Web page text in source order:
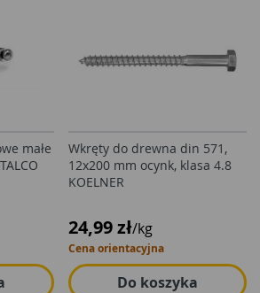
małe
Wkręty do drewna din 571,
12x200 mm ocynk, klasa 4.8
KOELNER
24,99 zł/kg
Cena orientacyjna
Do koszyka